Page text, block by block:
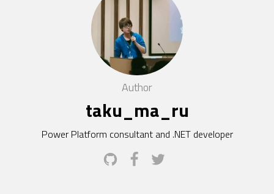
Author
taku_ma_ru
Power Platform consultant and .NET developer